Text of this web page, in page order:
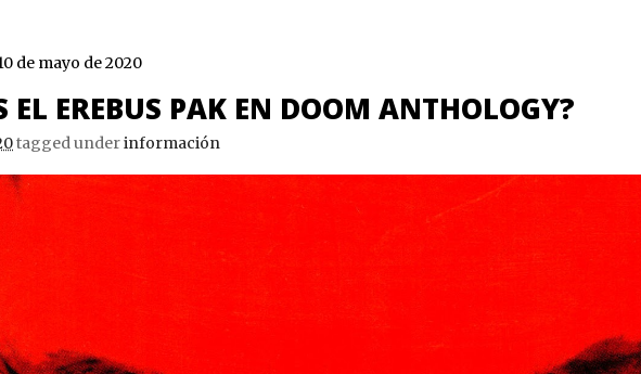
de mayo de 2020
EL EREBUS PAK EN DOOM ANTHOLOGY?
tagged underinformación